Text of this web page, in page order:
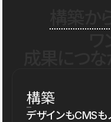
構築
デザインもCMSも